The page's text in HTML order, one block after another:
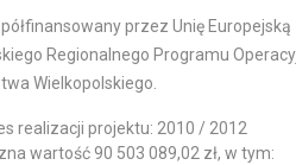
przez Unię
Regionalnego Programu
Wielkopolskiego.
realizacji projektu: 2010 / 2012
wartość 90 503 089,02 zł, w tym: